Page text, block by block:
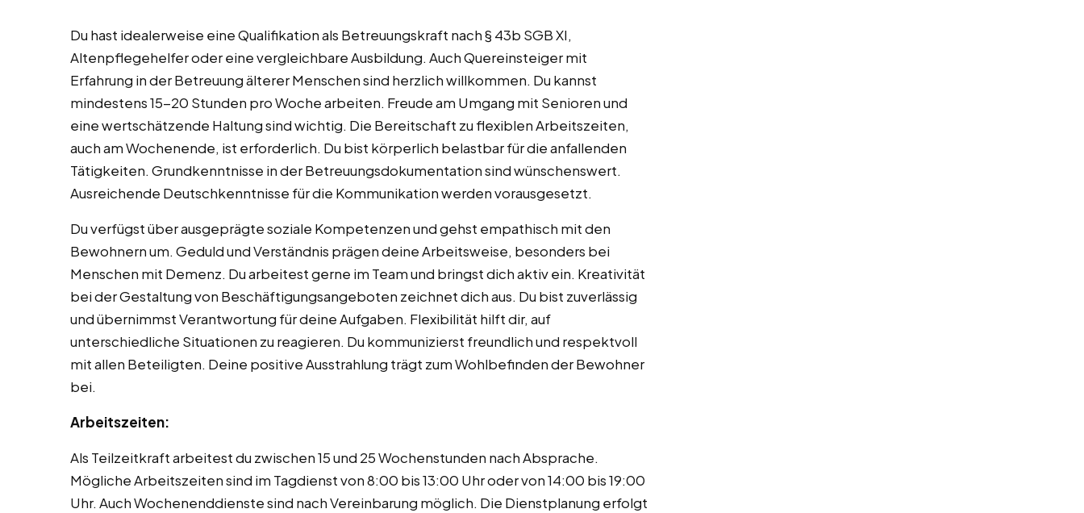
Du hast idealerweise eine Qualifikation als Betreuungskraft nach § 43b SGB XI,
Altenpflegehelfer oder eine vergleichbare Ausbildung. Auch Quereinsteiger mit
Erfahrung in der Betreuung älterer Menschen sind herzlich willkommen. Du kannst
mindestens 15-20 Stunden pro Woche arbeiten. Freude am Umgang mit Senioren und
eine wertschätzende Haltung sind wichtig. Die Bereitschaft zu flexiblen Arbeitszeiten,
auch am Wochenende, ist erforderlich. Du bist körperlich belastbar für die anfallenden
Tätigkeiten. Grundkenntnisse in der Betreuungsdokumentation sind wünschenswert.
Ausreichende Deutschkenntnisse für die Kommunikation werden vorausgesetzt.
Du verfügst über ausgeprägte soziale Kompetenzen und gehst empathisch mit den
Bewohnern um. Geduld und Verständnis prägen deine Arbeitsweise, besonders bei
Menschen mit Demenz. Du arbeitest gerne im Team und bringst dich aktiv ein. Kreativität
bei der Gestaltung von Beschäftigungsangeboten zeichnet dich aus. Du bist zuverlässig
und übernimmst Verantwortung für deine Aufgaben. Flexibilität hilft dir, auf
unterschiedliche Situationen zu reagieren. Du kommunizierst freundlich und respektvoll
mit allen Beteiligten. Deine positive Ausstrahlung trägt zum Wohlbefinden der Bewohner
bei.
Arbeitszeiten:
Als Teilzeitkraft arbeitest du zwischen 15 und 25 Wochenstunden nach Absprache.
Mögliche Arbeitszeiten sind im Tagdienst von 8:00 bis 13:00 Uhr oder von 14:00 bis 19:00
Uhr. Auch Wochenenddienste sind nach Vereinbarung möglich. Die Dienstplanung erfolgt